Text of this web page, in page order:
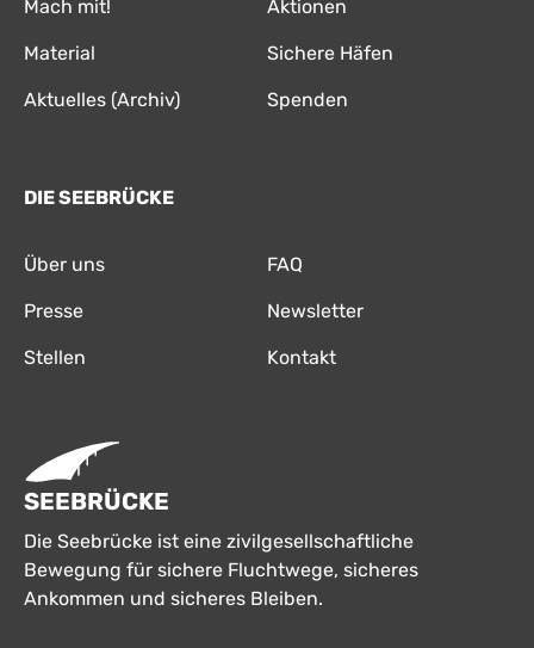
Mach mit! Aktionen
Material Sichere Häfen
Aktuelles (Archiv) Spenden
DIE SEEBRÜCKE
Über uns FAQ
Presse Newsletter
Stellen Kontakt
SEEBRÜCKE
Die Seebrücke ist eine zivilgesellschaftliche
Bewegung für sichere Fluchtwege, sicheres
Ankommen und sicheres Bleiben.